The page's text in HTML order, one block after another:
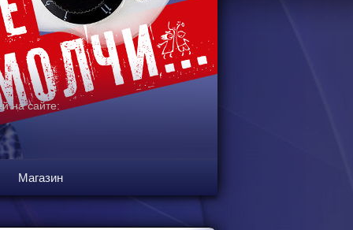
на сайте:
Магазин